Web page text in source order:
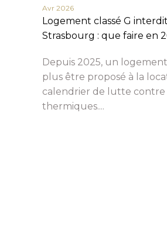
Avr 2026
Logement classé G
Strasbourg : que faire en
Depuis 2025, un
plus être proposé à la
calendrier de lutte contre
thermiques....